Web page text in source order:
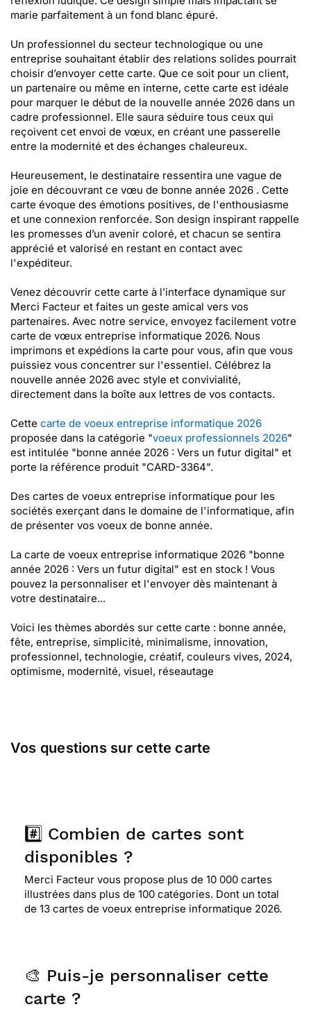
marie parfaitement à un fond blanc épuré.
Un professionnel du secteur technologique ou une
entreprise souhaitant établir des relations solides pourrait
choisir d’envoyer cette carte. Que ce soit pour un client,
un partenaire ou même en interne, cette carte est idéale
pour marquer le début de la nouvelle année 2026 dans un
cadre professionnel. Elle saura séduire tous ceux qui
reçoivent cet envoi de vœux, en créant une passerelle
entre la modernité et des échanges chaleureux.
Heureusement, le destinataire ressentira une vague de
joie en découvrant ce vœu de bonne année 2026 . Cette
carte évoque des émotions positives, de l'enthousiasme
et une connexion renforcée. Son design inspirant rappelle
les promesses d’un avenir coloré, et chacun se sentira
apprécié et valorisé en restant en contact avec
l'expéditeur.
Venez découvrir cette carte à l’interface dynamique sur
Merci Facteur et faites un geste amical vers vos
partenaires. Avec notre service, envoyez facilement votre
carte de vœux entreprise informatique 2026. Nous
imprimons et expédions la carte pour vous, afin que vous
puissiez vous concentrer sur l'essentiel. Célébrez la
nouvelle année 2026 avec style et convivialité,
directement dans la boîte aux lettres de vos contacts.
Cette carte de voeux entreprise informatique 2026
proposée dans la catégorie "voeux professionnels 2026"
est intitulée "bonne année 2026 : Vers un futur digital" et
porte la référence produit "CARD-3364".
Des cartes de voeux entreprise informatique pour les
sociétés exerçant dans le domaine de l'informatique, afin
de présenter vos voeux de bonne année.
La carte de voeux entreprise informatique 2026 "bonne
année 2026 : Vers un futur digital" est en stock ! Vous
pouvez la personnaliser et l'envoyer dès maintenant à
votre destinataire...
Voici les thèmes abordés sur cette carte : bonne année,
fête, entreprise, simplicité, minimalisme, innovation,
professionnel, technologie, créatif, couleurs vives, 2024,
optimisme, modernité, visuel, réseautage
Vos questions sur cette carte
#️⃣ Combien de cartes sont
disponibles ?
Merci Facteur vous propose plus de 10 000 cartes
illustrées dans plus de 100 catégories. Dont un total
de 13 cartes de voeux entreprise informatique 2026.
🎨 Puis-je personnaliser cette
carte ?